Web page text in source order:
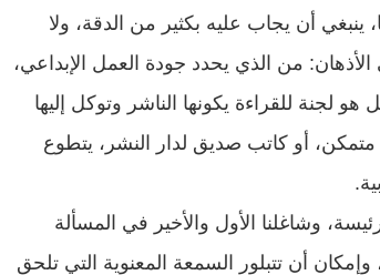
ينبغي أن يجاب عليه بكثير من الدقة، ولا
من الذي يحدد جودة العمل الإبداعي،
لجنة للقراءة يكونها الناشر وتوكل إليها
أو كاتب صديق لدار النشر، يتطوع
وشاغلنا الأول والأخير في المسألة
وإمكان أن تتبلور السمعة المعنوية التي تلحق